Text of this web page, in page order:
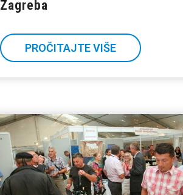
Zagreba
PROČITAJTE VIŠE